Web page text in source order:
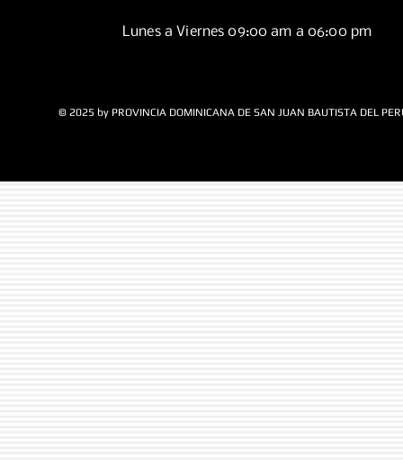
Lunes a Viernes 09:00 am a 06:00 pm
© 2025 by PROVINCIA DOMINICANA DE SAN JUAN BAUTISTA DEL